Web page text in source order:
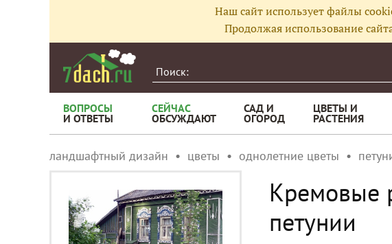
Наш сайт использует файлы
Продолжая использование
ВОПРОСЫ
И ОТВЕТЫ
СЕЙЧАС
ОБСУЖДАЮТ
САД И
ОГОРОД
ЦВЕТЫ И
РАСТЕНИЯ
ландшафтный дизайн цветы однолетние цветы
Кремовые
петунии